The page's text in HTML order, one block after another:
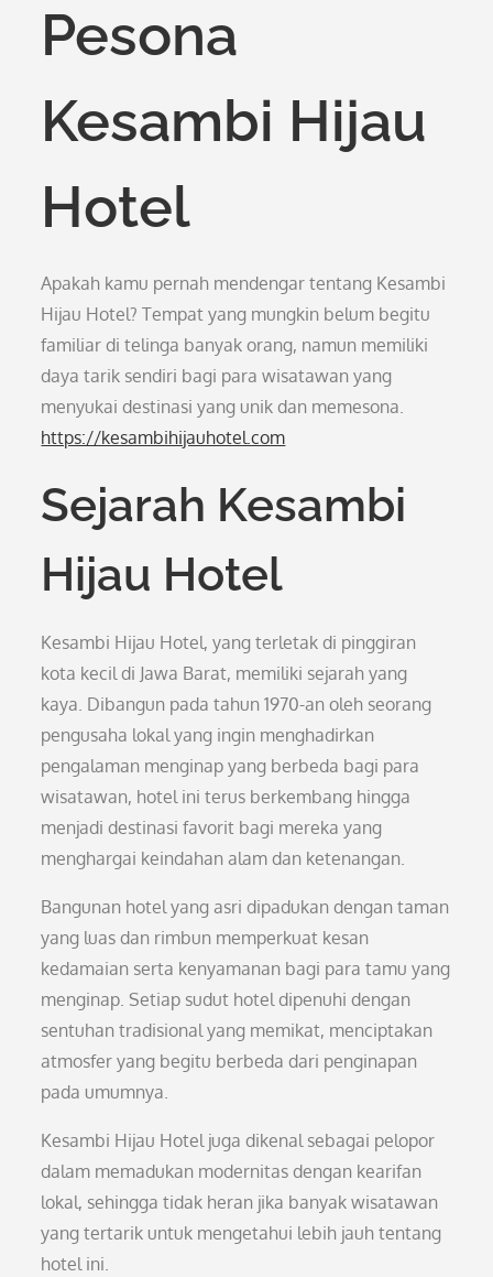
Pesona
Kesambi Hijau
Hotel
Apakah kamu pernah mendengar tentang Kesambi
Hijau Hotel? Tempat yang mungkin belum begitu
familiar di telinga banyak orang, namun memiliki
daya tarik sendiri bagi para wisatawan yang
menyukai destinasi yang unik dan memesona.
https://kesambihijauhotel.com
Sejarah Kesambi
Hijau Hotel
Kesambi Hijau Hotel, yang terletak di pinggiran
kota kecil di Jawa Barat, memiliki sejarah yang
kaya. Dibangun pada tahun 1970-an oleh seorang
pengusaha lokal yang ingin menghadirkan
pengalaman menginap yang berbeda bagi para
wisatawan, hotel ini terus berkembang hingga
menjadi destinasi favorit bagi mereka yang
menghargai keindahan alam dan ketenangan.
Bangunan hotel yang asri dipadukan dengan taman
yang luas dan rimbun memperkuat kesan
kedamaian serta kenyamanan bagi para tamu yang
menginap. Setiap sudut hotel dipenuhi dengan
sentuhan tradisional yang memikat, menciptakan
atmosfer yang begitu berbeda dari penginapan
pada umumnya.
Kesambi Hijau Hotel juga dikenal sebagai pelopor
dalam memadukan modernitas dengan kearifan
lokal, sehingga tidak heran jika banyak wisatawan
yang tertarik untuk mengetahui lebih jauh tentang
hotel ini.